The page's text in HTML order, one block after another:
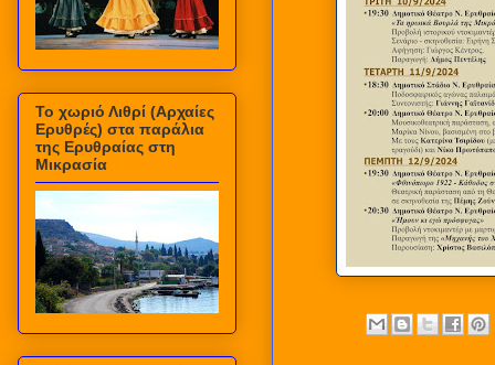
Το χωριό Λιθρί (Αρχαίες
Ερυθρές) στα παράλια
της Ερυθραίας στη
Μικρασία